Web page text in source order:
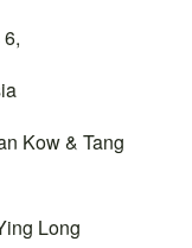
Kow & Tang
Long